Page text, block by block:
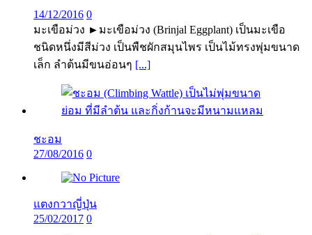
14/12/2016 0
มะเขือม่วง ►มะเขือม่วง (Brinjal Eggplant) เป็นมะเขือ
ชนิดหนึ่งมีสีม่วง เป็นพืชผักสมุนไพร เป็นไม้ทรงพุ่มขนาด
เล็ก ลำต้นมีขนอ่อนๆ [...]
ชะอม
27/08/2016 0
แตงกวาญี่ปุ่น
25/02/2017 0